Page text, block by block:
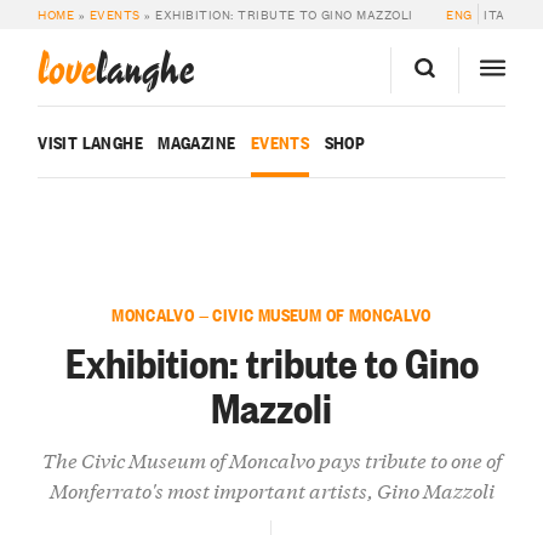
HOME » EVENTS » EXHIBITION: TRIBUTE TO GINO MAZZOLI ENG ITA
lovelanghe
VISIT LANGHE MAGAZINE EVENTS SHOP
MONCALVO — CIVIC MUSEUM OF MONCALVO
Exhibition: tribute to Gino
Mazzoli
The Civic Museum of Moncalvo pays tribute to one of
Monferrato's most important artists, Gino Mazzoli